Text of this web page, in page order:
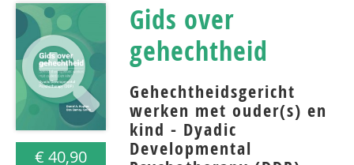
€ 40,90
Gids over
gehechtheid
Gehechtheidsgericht
werken met ouder(s) en
kind - Dyadic
Developmental